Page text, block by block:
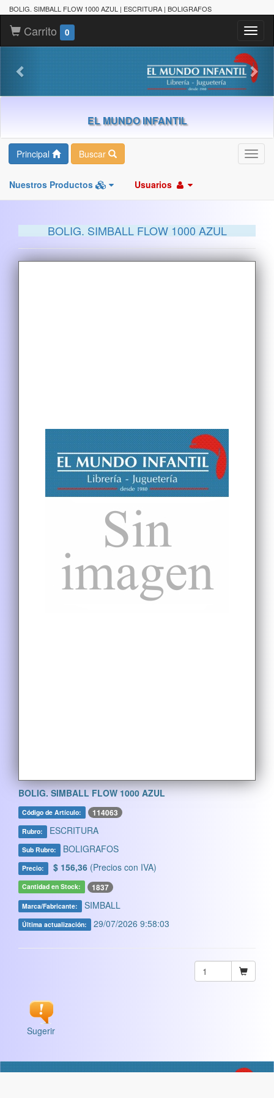
BOLIG. SIMBALL FLOW 1000 AZUL | ESCRITURA | BOLIGRAFOS
Carrito 0
EL MUNDO INFANTIL
Principal Buscar
Nuestros Productos Usuarios
BOLIG. SIMBALL FLOW 1000 AZUL
BOLIG. SIMBALL FLOW 1000 AZUL
Código de Artículo: 114063
Rubro: ESCRITURA
Sub Rubro: BOLIGRAFOS
Precio: $ 156,36 (Precios con IVA)
Cantidad en Stock: 1837
Marca/Fabricante: SIMBALL
Última actualización: 29/07/2026 9:58:03
Sugerir